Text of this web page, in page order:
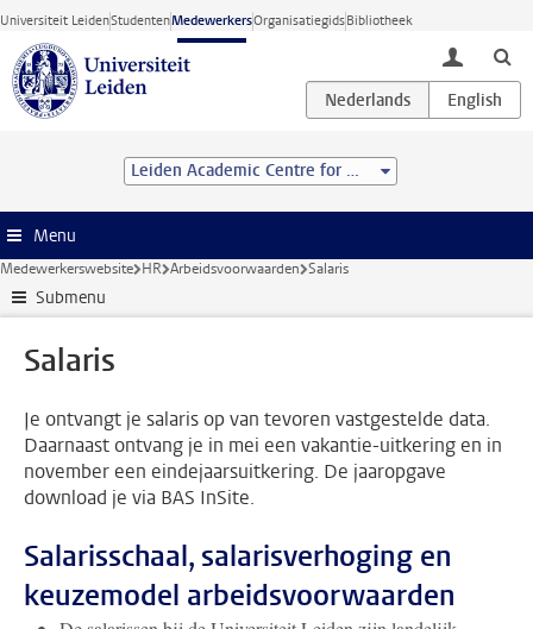
Ga direct naar de inhoud
Universiteit LeidenStudentenMedewerkersOrganisatiegidsBibliotheek
toggle
Leiden Academic Centre for Drug Research (LACDR)
Menu
Medewerkerswebsite HR Arbeidsvoorwaarden Salaris
Submenu
Salaris
Je ontvangt je salaris op van tevoren vastgestelde data.
Daarnaast ontvang je in mei een vakantie-uitkering en in
november een eindejaarsuitkering. De jaaropgave
download je via BAS InSite.
Salarisschaal, salarisverhoging en
keuzemodel arbeidsvoorwaarden